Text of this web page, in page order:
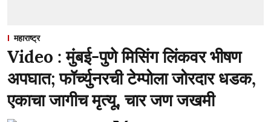
महाराष्ट्र
Video : मुंबई-पुणे मिसिंग लिंकवर भीषण
अपघात; फॉर्च्युनरची टेम्पोला जोरदार धडक,
एकाचा जागीच मृत्यू, चार जण जखमी